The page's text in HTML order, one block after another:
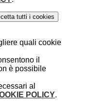
tutti i cookies
quali cookie
il
è possibile
al
POLICY.